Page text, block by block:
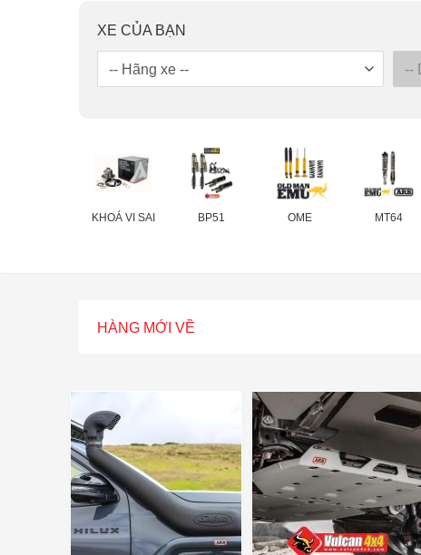
XE CỦA BẠN
KHOÁ VI SAI BP51 OME MT64
HÀNG MỚI VỀ